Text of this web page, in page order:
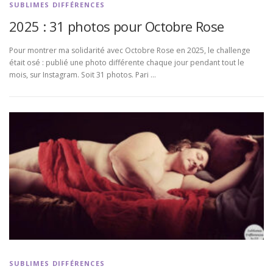
SUBLIMES DIFFÉRENCES
2025 : 31 photos pour Octobre Rose
Pour montrer ma solidarité avec Octobre Rose en 2025, le challenge
était osé : publié une photo différente chaque jour pendant tout le
mois, sur Instagram. Soit 31 photos. Pari …
SUBLIMES DIFFÉRENCES